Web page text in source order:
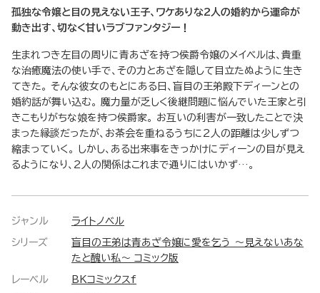
孤独な令嬢と目の見えない王子、ワケありな2人の婚約から運命が
動き出す、切なく甘いラブファンタジー！
生まれつき左目の周りに青あざを持つ侯爵令嬢のメイベルは、貴重
な治癒魔法の使い手で、その力とあざを隠して目立たぬように生き
てきた。 そんな彼女のもとにある日、盲目の王弟殿下ディーンとの
婚約話が舞い込む。 魔力量が乏しく後継問題に悩んでいた王家と引
きこもりがちな娘を持つ侯爵家。 お互いの利害が一致したことで決
まった縁談だったが、お茶会を重ねるうちに2人の距離は少しずつ
縮まっていく。 しかし、ある出来事をきっかけにディーンの目が見え
るようになり、2人の関係はこれまで通りにはいかず…。
ジャンル ライトノベル
シリーズ
盲目の王弟は青あざ令嬢に愛を乞う ～見えないあな
たと醜い私～ コミック版
レーベル BKコミックスf